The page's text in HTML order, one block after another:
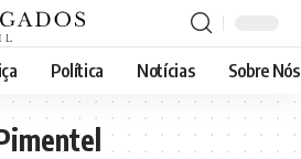
Política Notícias Sobre Nós